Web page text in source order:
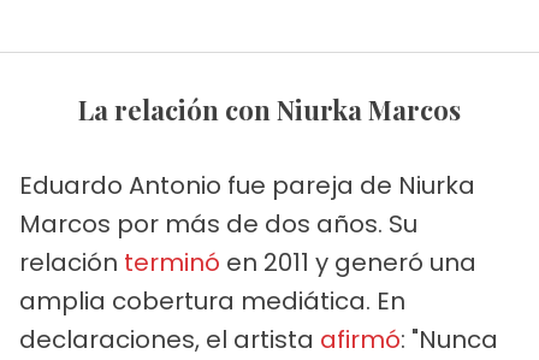
La relación con Niurka Marcos
Eduardo Antonio fue pareja de Niurka
Marcos por más de dos años. Su
relación terminó en 2011 y generó una
amplia cobertura mediática. En
declaraciones, el artista afirmó: "Nunca